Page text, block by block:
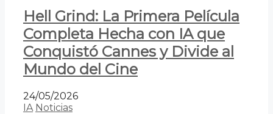
Hell Grind: La Primera Película
Completa Hecha con IA que
Conquistó Cannes y Divide al
Mundo del Cine
24/05/2026
IA Noticias